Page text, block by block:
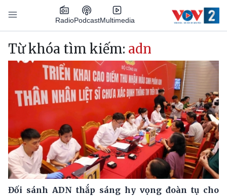
Nhảy đến nội dung
RadioPodcastMultimedia
Main navigation
Từ khóa tìm kiếm: adn
Đối sánh ADN thắp sáng hy vọng đoàn tụ cho